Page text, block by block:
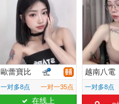
歐蕾寶比
一对多8点 一对一35点
在线上
越南八電
一对多8点